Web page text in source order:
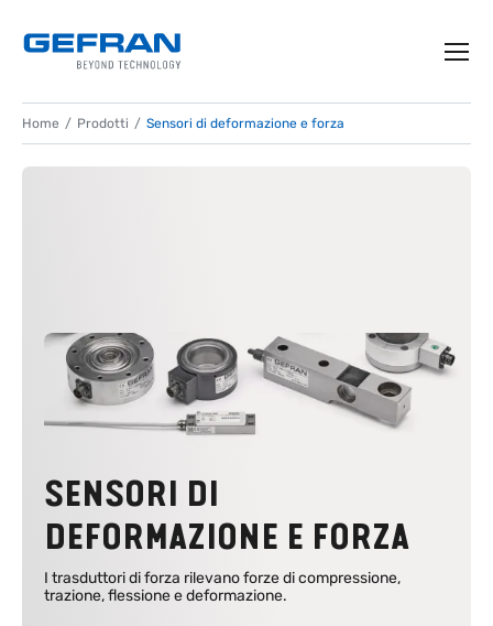
Home Prodotti Sensori di deformazione e forza
SENSORI DI
DEFORMAZIONE E FORZA
I trasduttori di forza rilevano forze di compressione,
trazione, flessione e deformazione.